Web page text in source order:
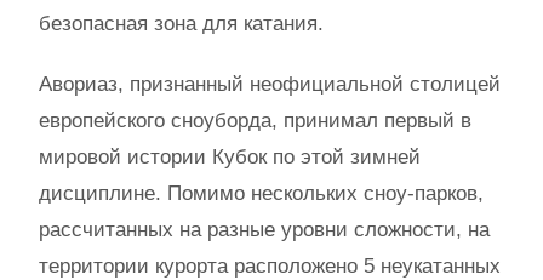
безопасная зона для катания.
Авориаз, признанный неофициальной столицей
европейского сноуборда, принимал первый в
мировой истории Кубок по этой зимней
дисциплине. Помимо нескольких сноу-парков,
рассчитанных на разные уровни сложности, на
территории курорта расположено 5 неукатанных